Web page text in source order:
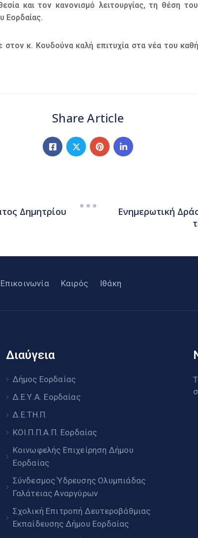
και τον κανονισμό λειτουργίας, τη θέση
Εορδαίας.
κ. Κουδούνα καλή επιτυχία στα νέα του
Share Article
Δημητρίου
Ενημερωτική
Επικοινωνία Καιρός Ιθάκη
Διαύγεια
Δήμος Εορδαίας
Δ.Ε.Υ.Α. Εορδαίας
Δ.Ε.ΤΗ.Π.
ΚΟΙ.Π.Π.Α.Π. Εορδαίας
Κοινωφελής Επιχείρηση Δήμου
Εορδαίας
Σύνδεσμος Ύδρευσης Ολυμπιάδας
Γαλάτειας Αναργύρων
Σχολική Επιτροπή Δευτεροβάθμιας
Εκπαίδευσης Δήμου Εορδαίας